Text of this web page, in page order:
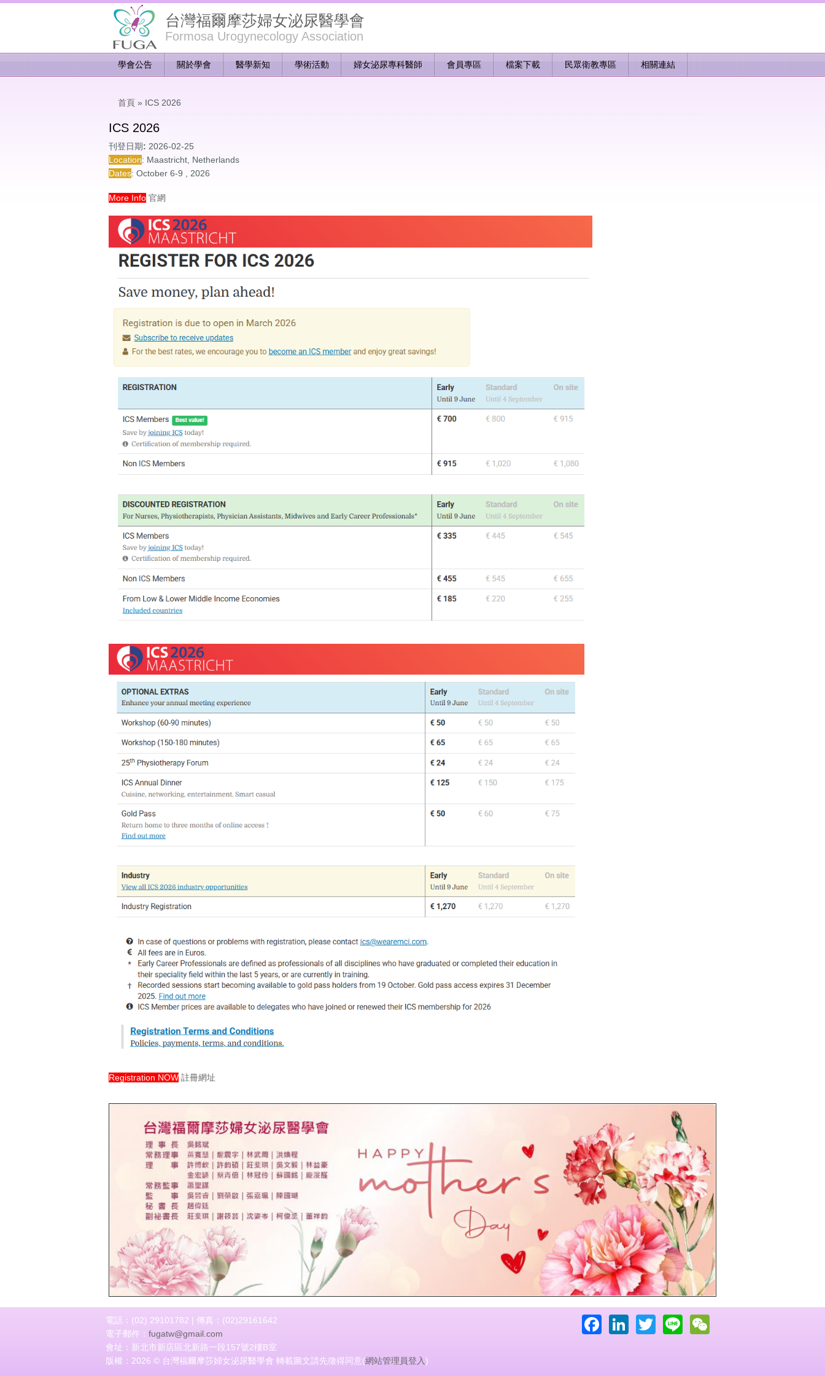
台灣福爾摩莎婦女泌尿醫學會
Formosa Urogynecology Association
學會公告 關於學會 醫學新知 學術活動 婦女泌尿專科醫師 會員專區 檔案下載 民眾衛教專區 相關連結
首頁 » ICS 2026
ICS 2026
刊登日期: 2026-02-25
Location: Maastricht, Netherlands
Dates: October 6-9 , 2026
More Info 官網
Registration NOW 註冊網址
Facebook
LinkedIn
Twitter
Line
電話：(02) 29101782 | 傳真：(02)29161642
電子郵件： fugatw@gmail.com
會址：新北市新店區北新路一段157號2樓B室
版權：2026 © 台灣福爾摩莎婦女泌尿醫學會 轉載圖文請先徵得同意(網站管理員登入)